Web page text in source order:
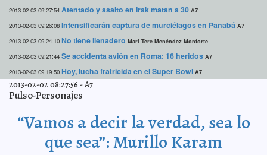
2013-02-03 09:27:54 Atentado y asalto en Irak matan a 30 A7
2013-02-03 09:26:08 Intensificarán captura de murciélagos en Panabá A7
2013-02-03 09:24:10 No tiene llenadero Mari Tere Menéndez Monforte
2013-02-03 09:21:44 Se accidenta avión en Roma: 16 heridos A7
2013-02-03 09:19:50 Hoy, lucha fratricida en el Super Bowl A7
2013-02-03 09:18:12 Candidato presidencial de Paraguay muere en
helicopterazo Mari Tere Menéndez Monforte
2013-02-03 09:14:50 Cuestionan mitos sobre la obesidad Mari Tere Menéndez
2013-02-03 09:11:28 'Penoso' dictamen que exonera al PRI: Molinar
2013-02-02 08:27:56 -A7
Pulso-Personajes
“Vamos a decir la verdad, sea lo
que sea”: Murillo Karam